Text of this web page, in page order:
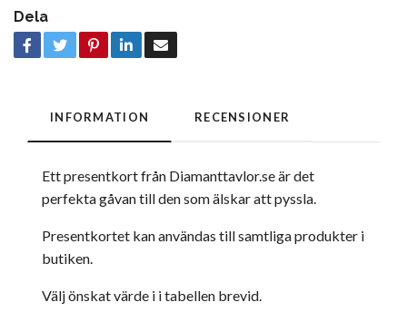
Dela
INFORMATION RECENSIONER
Ett presentkort från Diamanttavlor.se är det
perfekta gåvan till den som älskar att pyssla.
Presentkortet kan användas till samtliga produkter i
butiken.
Välj önskat värde i i tabellen brevid.